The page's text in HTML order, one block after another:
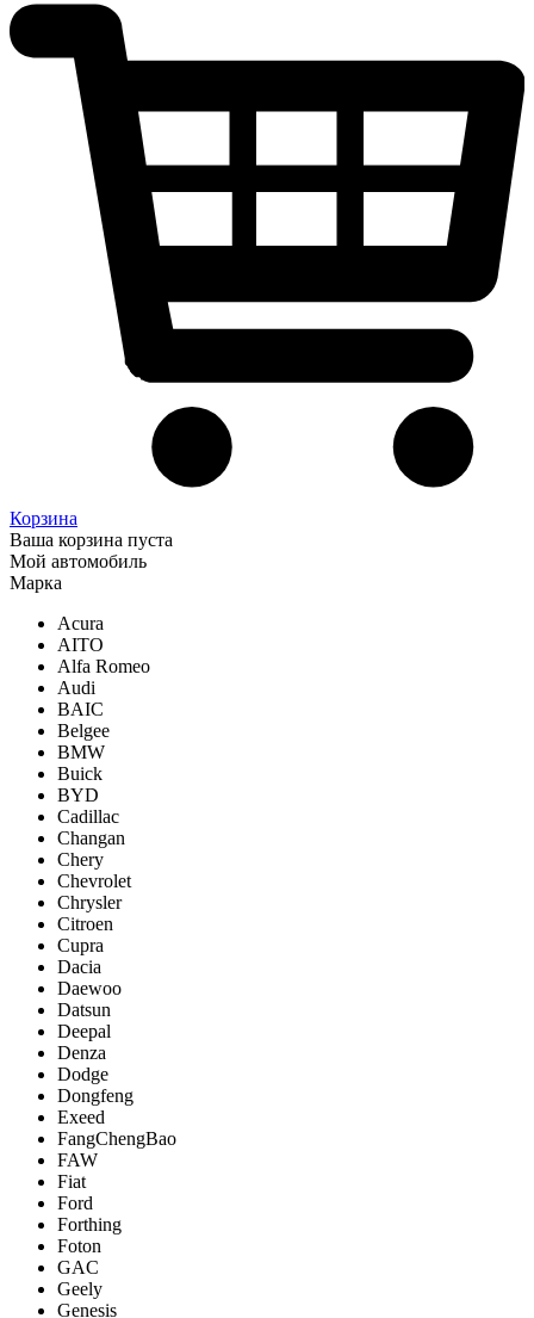
Корзина
Ваша корзина пуста
Мой автомобиль
Марка
Acura
AITO
Alfa Romeo
Audi
BAIC
Belgee
BMW
Buick
BYD
Cadillac
Changan
Chery
Chevrolet
Chrysler
Citroen
Cupra
Dacia
Daewoo
Datsun
Deepal
Denza
Dodge
Dongfeng
Exeed
FangChengBao
FAW
Fiat
Ford
Forthing
Foton
GAC
Geely
Genesis